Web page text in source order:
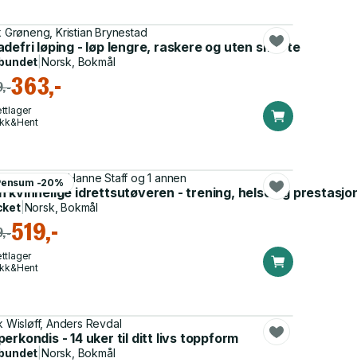
3 til 42 kilometer
Grøneng, Kristian Brynestad
løping - løp lengre, raskere og uten smerte
|Norsk, Bokmål
363,-
-20%
Strøm Solli, Hanne Staff og 1 annen
kvinnelige idrettsutøveren - trening, helse og
| Norsk, Bokmål
519,-
Wisløff, Anders Revdal
- 14 uker til ditt livs toppform
|Norsk, Bokmål